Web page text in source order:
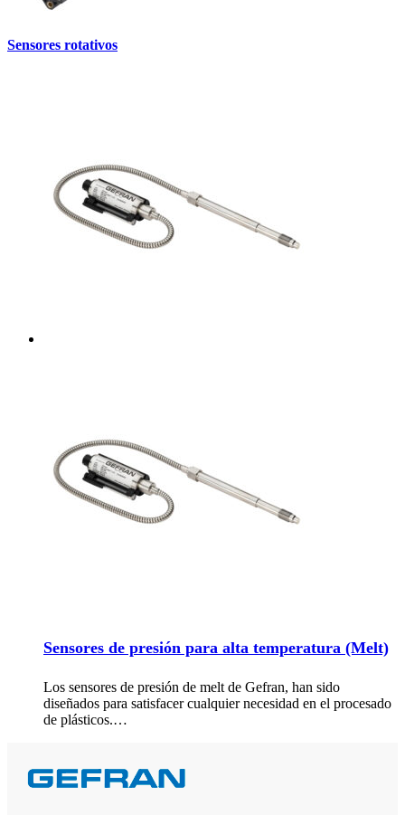
Sensores rotativos
Sensores de presión para alta temperatura (Melt)
Los sensores de presión de melt de Gefran, han sido
diseñados para satisfacer cualquier necesidad en el procesado
de plásticos.…